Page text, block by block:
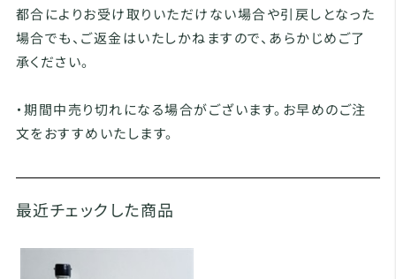
都合によりお受け取りいただけない場合や引戻しとなった
場合でも、ご返金はいたしかねますので、あらかじめご了
承ください。
・期間中売り切れになる場合がございます。お早めのご注
文をおすすめいたします。
最近チェックした商品